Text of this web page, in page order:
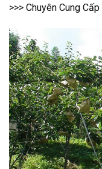
>>> Chuyên Cung Cấp